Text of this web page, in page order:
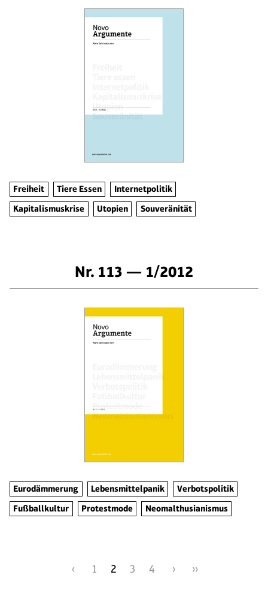
Freiheit Tiere Essen
Internetpolitik
Kapitalismuskrise
Utopien Souveränität
Nr. 113 — 1/2012
Eurodämmerung Lebensmittelpanik
Verbotspolitik
Fußballkultur
Protestmode Neomalthusianismus
‹ 1 2 3 4 › ››